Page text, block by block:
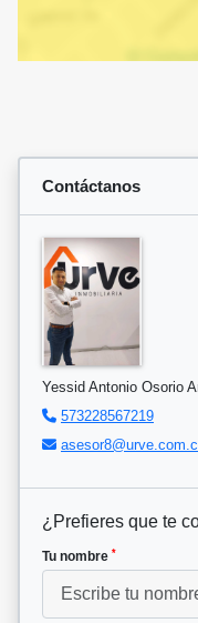
Contáctanos
Yessid Antonio Osorio
573228567219
¿Prefieres que te
Tu nombre *